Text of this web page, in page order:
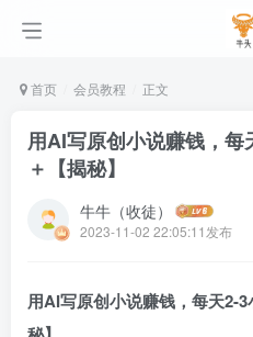
首页 会员教程 正文
用AI写原创小说赚钱，
＋【揭秘】
牛牛（收徒）
2023-11-02 22:05:11发布
用AI写原创小说赚钱，每天2-